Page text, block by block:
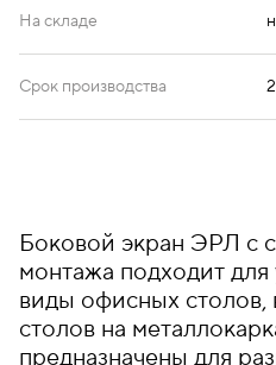
На складе
Срок производства
Боковой экран ЭРЛ с
монтажа подходит для
виды офисных столов,
столов на
предназначены для